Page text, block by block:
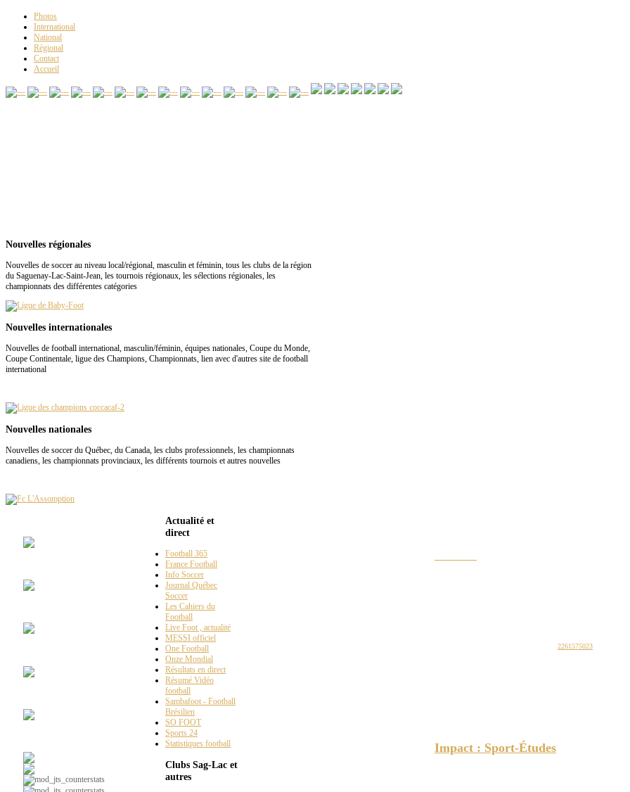
Photos
International
National
Régional
Contact
Accueil
Nouvelles régionales
Nouvelles de soccer au niveau local/régional, masculin et féminin, tous les clubs de la région
du Saguenay-Lac-Saint-Jean, les tournois régionaux, les sélections régionales, les
championnats des différentes catégories
Nouvelles internationales
Nouvelles de football international, masculin/féminin, équipes nationales, Coupe du Monde,
Coupe Continentale, ligue des Champions, Championnats, lien avec d'autres site de football
international
Nouvelles nationales
Nouvelles de soccer du Québec, du Canada, les clubs professionnels, les championnats
canadiens, les championnats provinciaux, les différents tournois et autres nouvelles
2261575023
Impact : Sport-Études
Actualité et
direct
Football 365
France Football
Info Soccer
Journal Québec
Soccer
Les Cahiers du
Football
Live Foot , actualité
MESSI officiel
One Football
Onze Mondial
Résultats en direct
Résumé Vidéo
football
Sambafoot - Football
Brésilien
SO FOOT
Sports 24
Statistiques football
Clubs Sag-Lac et
autres